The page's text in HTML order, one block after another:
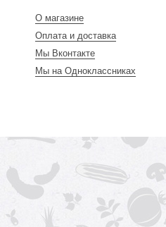
О магазине
Оплата и доставка
Мы Вконтакте
Мы на Одноклассниках